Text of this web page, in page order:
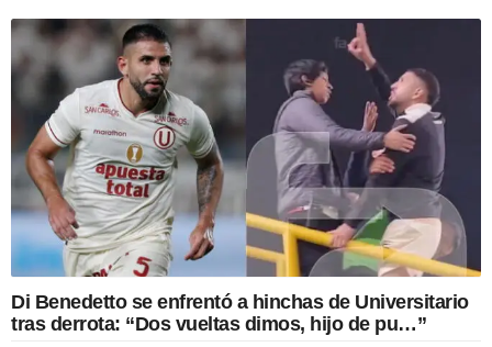
n
Di Benedetto se enfrentó a hinchas de Universitario
tras derrota: “Dos vueltas dimos, hijo de pu…”